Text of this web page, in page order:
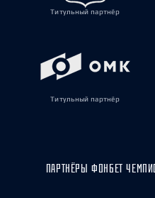
Титульный партнёр
Титульный партнёр
ПАРТНЁРЫ ФОНБЕТ